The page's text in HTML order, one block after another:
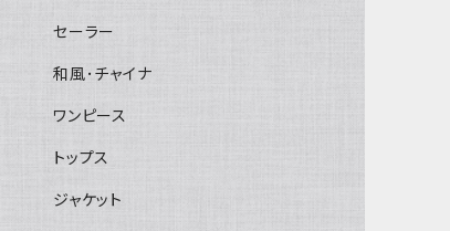
セーラー
和風･チャイナ
ワンピース
トップス
ジャケット